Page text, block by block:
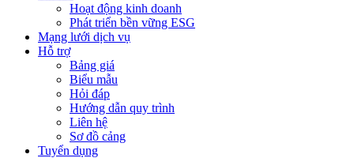
Hoạt động kinh doanh
Phát triển bền vững ESG
Mạng lưới dịch vụ
Hỗ trợ
Bảng giá
Biểu mẫu
Hỏi đáp
Hướng dẫn quy trình
Liên hệ
Sơ đồ cảng
Tuyển dụng